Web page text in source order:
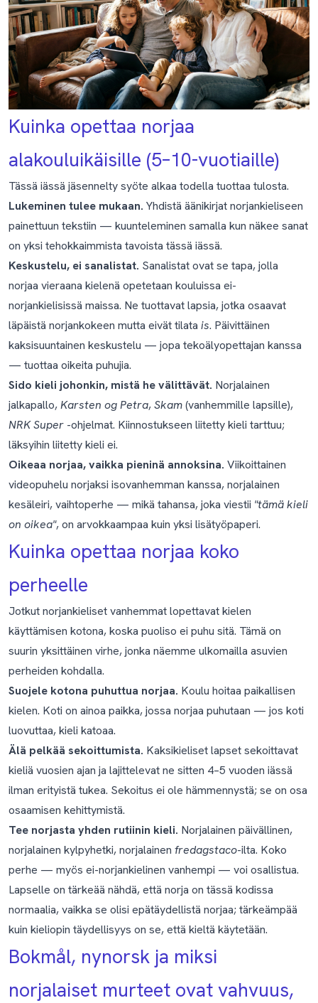
Kuinka opettaa norjaa
alakouluikäisille (5–10-vuotiaille)
Tässä iässä jäsennelty syöte alkaa todella tuottaa tulosta.
Lukeminen tulee mukaan. Yhdistä äänikirjat norjankieliseen
painettuun tekstiin — kuunteleminen samalla kun näkee sanat
on yksi tehokkaimmista tavoista tässä iässä.
Keskustelu, ei sanalistat. Sanalistat ovat se tapa, jolla
norjaa vieraana kielenä opetetaan kouluissa ei-
norjankielisissä maissa. Ne tuottavat lapsia, jotka osaavat
läpäistä norjankokeen mutta eivät tilata is. Päivittäinen
kaksisuuntainen keskustelu — jopa tekoälyopettajan kanssa
— tuottaa oikeita puhujia.
Sido kieli johonkin, mistä he välittävät. Norjalainen
jalkapallo,Karsten og Petra,Skam(vanhemmille lapsille),
NRK Super -ohjelmat. Kiinnostukseen liitetty kieli tarttuu;
läksyihin liitetty kieli ei.
Oikeaa norjaa, vaikka pieninä annoksina. Viikoittainen
videopuhelu norjaksi isovanhemman kanssa, norjalainen
kesäleiri, vaihtoperhe — mikä tahansa, joka viestii "tämä kieli
on oikea", on arvokkaampaa kuin yksi lisätyöpaperi.
Kuinka opettaa norjaa koko
perheelle
Jotkut norjankieliset vanhemmat lopettavat kielen
käyttämisen kotona, koska puoliso ei puhu sitä. Tämä on
suurin yksittäinen virhe, jonka näemme ulkomailla asuvien
perheiden kohdalla.
Suojele kotona puhuttua norjaa. Koulu hoitaa paikallisen
kielen. Koti on ainoa paikka, jossa norjaa puhutaan — jos koti
luovuttaa, kieli katoaa.
Älä pelkää sekoittumista. Kaksikieliset lapset sekoittavat
kieliä vuosien ajan ja lajittelevat ne sitten 4–5 vuoden iässä
ilman erityistä tukea. Sekoitus ei ole hämmennystä; se on osa
osaamisen kehittymistä.
Tee norjasta yhden rutiinin kieli. Norjalainen päivällinen,
norjalainen kylpyhetki, norjalainen fredagstaco-ilta. Koko
perhe — myös ei-norjankielinen vanhempi — voi osallistua.
Lapselle on tärkeää nähdä, että norja on tässä kodissa
normaalia, vaikka se olisi epätäydellistä norjaa; tärkeämpää
kuin kieliopin täydellisyys on se, että kieltä käytetään.
Bokmål, nynorsk ja miksi
norjalaiset murteet ovat vahvuus,